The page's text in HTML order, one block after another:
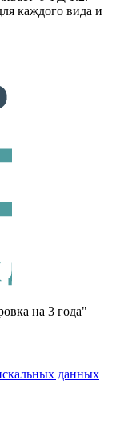
каждого вида и
на 3 года"
данных